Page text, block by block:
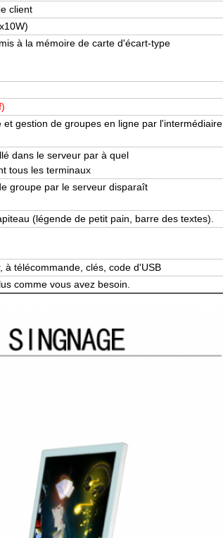
client
à la mémoire de carte d'écart-type
gestion de groupes en ligne par l'intermédiaire
dans le serveur par à quel
tous les terminaux
groupe par le serveur disparaît
(légende de petit pain, barre des textes).
à télécommande, clés, code d'USB
comme vous avez besoin.